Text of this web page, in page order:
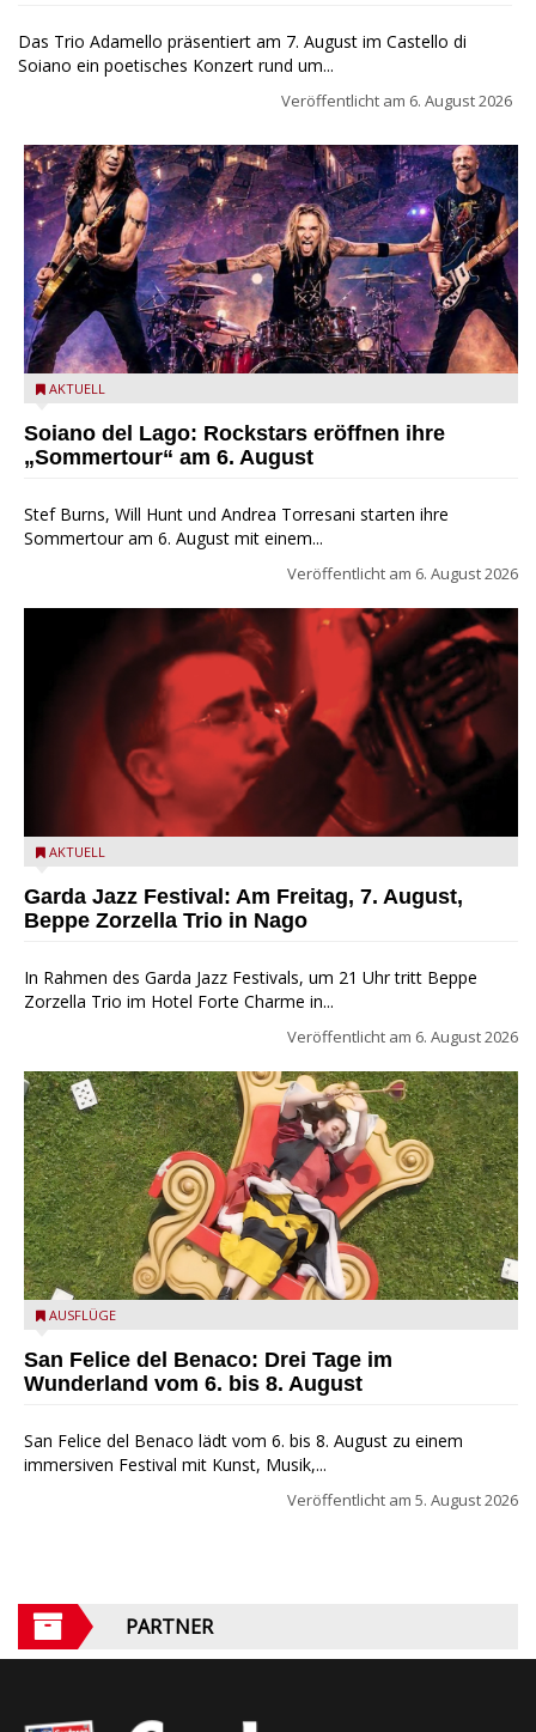
Das Trio Adamello präsentiert am 7. August im Castello di
Soiano ein poetisches Konzert rund um...
Veröffentlicht am 6. August 2026
Stef Burns, Will Hunt und Andrea Torresani im Summer Rock
AKTUELL
Soiano del Lago: Rockstars eröffnen ihre
„Sommertour“ am 6. August
Stef Burns, Will Hunt und Andrea Torresani starten ihre
Sommertour am 6. August mit einem...
Veröffentlicht am 6. August 2026
Beppe Zorzella Trio zu Gast beim Garda Jazz Festival
AKTUELL
Garda Jazz Festival: Am Freitag, 7. August,
Beppe Zorzella Trio in Nago
In Rahmen des Garda Jazz Festivals, um 21 Uhr tritt Beppe
Zorzella Trio im Hotel Forte Charme in...
Veröffentlicht am 6. August 2026
San Felice del Benaco: Drei Tage im Wunderland
AUSFLÜGE
San Felice del Benaco: Drei Tage im
Wunderland vom 6. bis 8. August
San Felice del Benaco lädt vom 6. bis 8. August zu einem
immersiven Festival mit Kunst, Musik,...
Veröffentlicht am 5. August 2026
PARTNER